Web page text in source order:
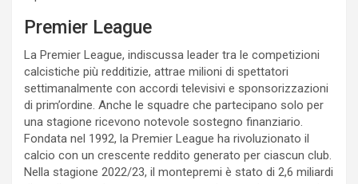
Premier League
La Premier League, indiscussa leader tra le competizioni
calcistiche più redditizie, attrae milioni di spettatori
settimanalmente con accordi televisivi e sponsorizzazioni
di prim’ordine. Anche le squadre che partecipano solo per
una stagione ricevono notevole sostegno finanziario.
Fondata nel 1992, la Premier League ha rivoluzionato il
calcio con un crescente reddito generato per ciascun club.
Nella stagione 2022/23, il montepremi è stato di 2,6 miliardi